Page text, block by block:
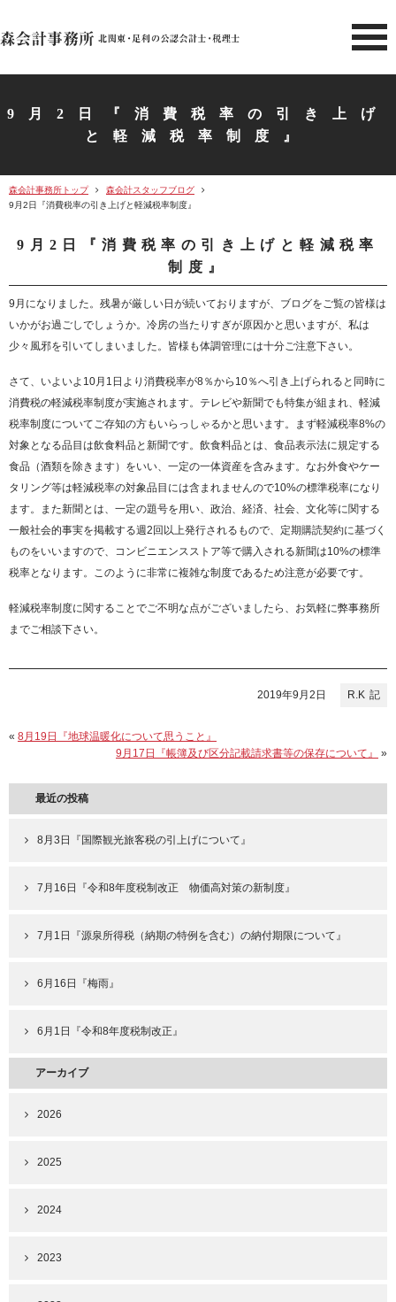
北関東 足利市の公認会計士・
9月2日『消費税率の引き上げ
と軽減税率制度』
森会計事務所トップ
森会計スタッフブログ
9月2日『消費税率の引き上げと軽減税率制度』
9月2日『消費税率の引き上げと軽減税率
制度』
9月になりました。残暑が厳しい日が続いておりますが、ブログをご覧の皆様は
いかがお過ごしでしょうか。冷房の当たりすぎが原因かと思いますが、私は
少々風邪を引いてしまいました。皆様も体調管理には十分ご注意下さい。
さて、いよいよ10月1日より消費税率が8％から10％へ引き上げられると同時に
消費税の軽減税率制度が実施されます。テレビや新聞でも特集が組まれ、軽減
税率制度についてご存知の方もいらっしゃるかと思います。まず軽減税率8%の
対象となる品目は飲食料品と新聞です。飲食料品とは、食品表示法に規定する
食品（酒類を除きます）をいい、一定の一体資産を含みます。なお外食やケー
タリング等は軽減税率の対象品目には含まれませんので10%の標準税率になり
ます。また新聞とは、一定の題号を用い、政治、経済、社会、文化等に関する
一般社会的事実を掲載する週2回以上発行されるもので、定期購読契約に基づく
ものをいいますので、コンビニエンスストア等で購入される新聞は10%の標準
税率となります。このように非常に複雑な制度であるため注意が必要です。
軽減税率制度に関することでご不明な点がございましたら、お気軽に弊事務所
までご相談下さい。
R.K
2019年9月2日
« 8月19日『地球温暖化について思うこと』
9月17日『帳簿及び区分記載請求書等の保存について』
»
最近の投稿
8月3日『国際観光旅客税の引上げについて』
7月16日『令和8年度税制改正 物価高対策の新制度』
7月1日『源泉所得税（納期の特例を含む）の納付期限について』
6月16日『梅雨』
6月1日『令和8年度税制改正』
アーカイブ
2026
2025
2024
2023